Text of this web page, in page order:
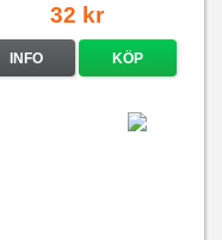
32 kr
INFO KÖP